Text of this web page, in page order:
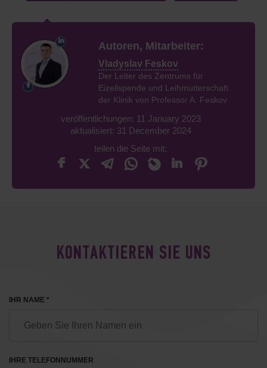
Autoren, Mitarbeiter:
Vladyslav Feskov
Der Leiter des Zentrums für
Eizellspende und Leihmutterschaft
der Klinik von Professor A. Feskov
veröffentlichungen: 11 January 2023
aktualisiert: 31 December 2024
teilen die Seite mit:
KONTAKTIEREN SIE UNS
IHR NAME *
IHRE TELEFONNUMMER